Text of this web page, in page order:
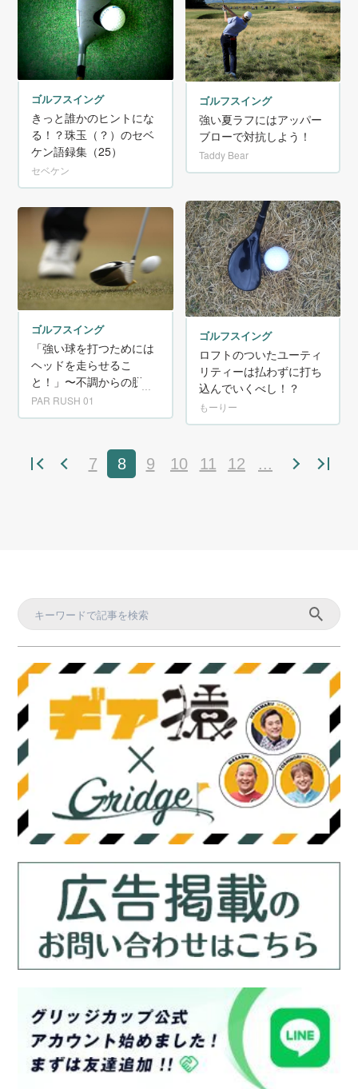
ゴルフスイング
きっと誰かのヒントにな
る！？珠玉（？）のセベ
ケン語録集（25）
セベケン
ゴルフスイング
強い夏ラフにはアッパー
ブローで対抗しよう！
Taddy Bear
ゴルフスイング
「強い球を打つためには
ヘッドを走らせるこ
と！」〜不調からの脱出
vol.3
PAR RUSH 01
ゴルフスイング
ロフトのついたユーティ
リティーは払わずに打ち
込んでいくべし！？
もーりー
7 8 9 10 11 12 ...